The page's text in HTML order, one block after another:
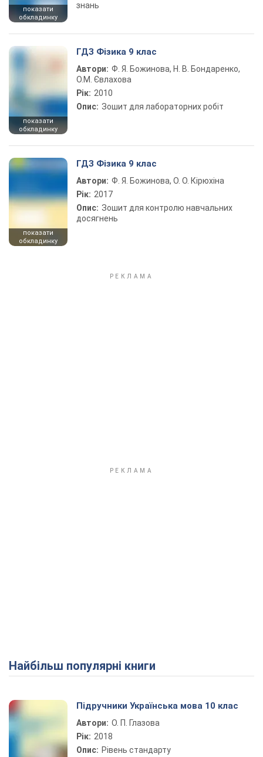
показати
обкладинку
знань
показати
обкладинку
ГДЗ Фізика 9 клас
Автори: Ф. Я. Божинова, Н. В. Бондаренко,
О.М. Євлахова
Рік: 2010
Опис: Зошит для лабораторних робіт
показати
обкладинку
ГДЗ Фізика 9 клас
Автори: Ф. Я. Божинова, О. О. Кірюхіна
Рік: 2017
Опис: Зошит для контролю навчальних
досягнень
Найбільш популярні книги
Підручники Українська мова 10 клас
Автори: О. П. Глазова
Рік: 2018
Опис: Рівень стандарту